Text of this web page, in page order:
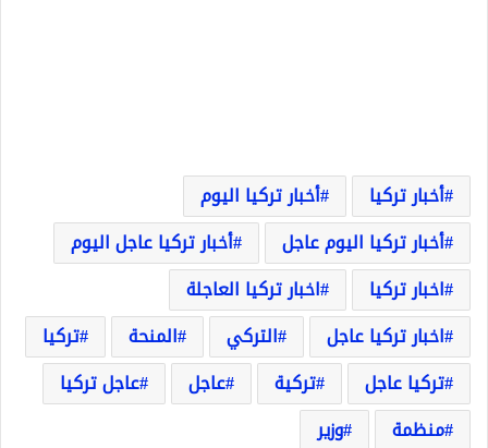
أخبار تركيا
أخبار تركيا اليوم
أخبار تركيا اليوم عاجل
أخبار تركيا عاجل اليوم
اخبار تركيا
اخبار تركيا العاجلة
اخبار تركيا عاجل
التركي المنحة
تركيا
تركيا عاجل
تركية عاجل
عاجل تركيا
منظمة
وزير